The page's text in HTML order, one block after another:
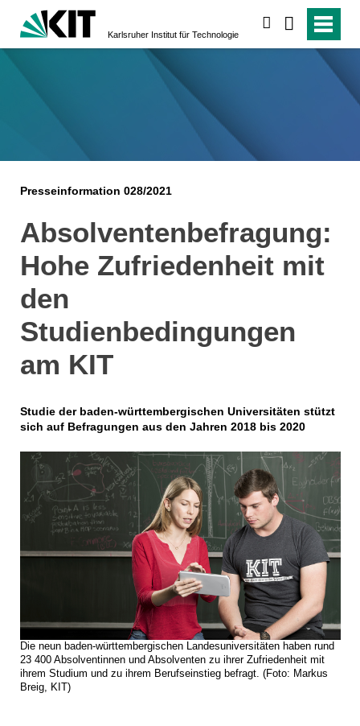
Karlsruher Institut für Technologie
Presseinformation 028/2021
Absolventenbefragung:
Hohe Zufriedenheit mit
den
Studienbedingungen
am KIT
Studie der baden-württembergischen Universitäten stützt
sich auf Befragungen aus den Jahren 2018 bis 2020
Die neun baden-württembergischen Landesuniversitäten haben rund
23 400 Absolventinnen und Absolventen zu ihrer Zufriedenheit mit
ihrem Studium und zu ihrem Berufseinstieg befragt. (Foto: Markus
Breig, KIT)